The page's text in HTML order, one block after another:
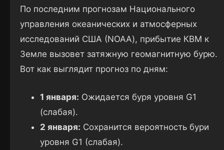
По последним прогнозам Национального
управления океанических и атмосферных
исследований США (NOAA), прибытие КВМ к
Земле вызовет затяжную геомагнитную бурю.
Вот как выглядит прогноз по дням:
1 января: Ожидается буря уровня G1
(слабая).
2 января: Сохранится вероятность бури
уровня G1 (слабая).